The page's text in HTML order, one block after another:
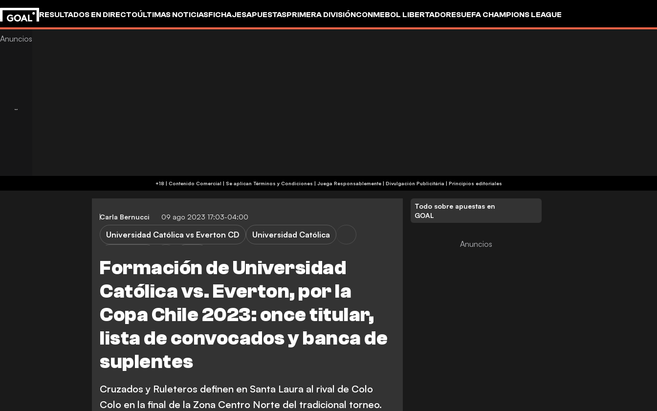
RESULTADOS EN DIRECTOÚLTIMAS NOTICIASFICHAJESAPUESTASPRIMERA DIVISIÓNCONMEBOL LIBERTADORESUEFA CHAMPIONS LEAGUE
+18 | Contenido Comercial | Se aplican Términos y Condiciones | Juega Responsablemente| Divulgación Publicitária | Principios editoriales
Carla Bernucci 09 ago 2023 17:03-04:00
Formación de Universidad
Católica vs. Everton, por la
Copa Chile 2023: once titular,
lista de convocados y banca de
suplentes
Universidad Católica vs Everton CD
Universidad Católica
Cruzados y Ruleteros definen en Santa Laura al rival de Colo
Colo en la final de la Zona Centro Norte del tradicional torneo.
Todo sobre apuestas en
GOAL